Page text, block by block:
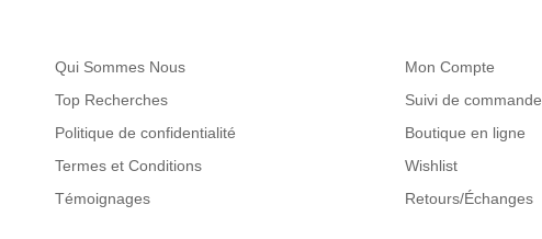
Qui Sommes Nous
Top Recherches
Politique de confidentialité
Termes et Conditions
Témoignages
Mon Compte
Suivi de commande
Boutique en ligne
Wishlist
Retours/Échanges